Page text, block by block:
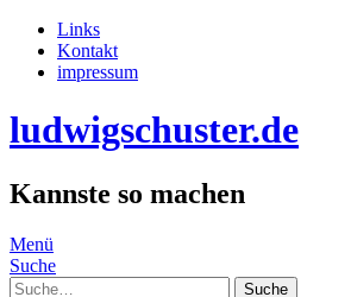
Links
Kontakt
impressum
ludwigschuster.de
Kannste so machen
Menü
Suche
Suche